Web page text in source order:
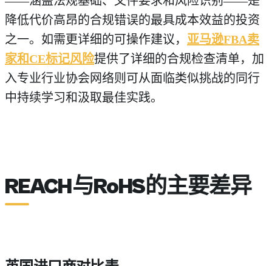
降低代价高昂的合规错误的最具成本效益的投资
之一。如需更详细的可操作建议， 亚马逊FBA卖
家和CE标记风险提供了详细的合规检查清单，加
入专业行业协会网络则可从面临类似挑战的同行
中持续学习和汲取最佳实践。
REACH与RoHS的主要差异